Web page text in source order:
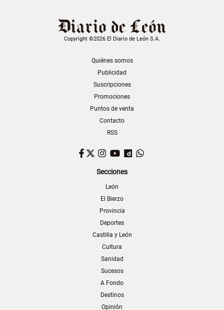
Copyright ©2026 El Diario de León S.A.
Quiénes somos
Publicidad
Suscripciones
Promociones
Puntos de venta
Contacto
RSS
Facebook
TwitterInstagram
YouTubeDailymotion
Secciones
León
El Bierzo
Provincia
Deportes
Castilla y León
Cultura
Sanidad
Sucesos
A Fondo
Destinos
Opinión